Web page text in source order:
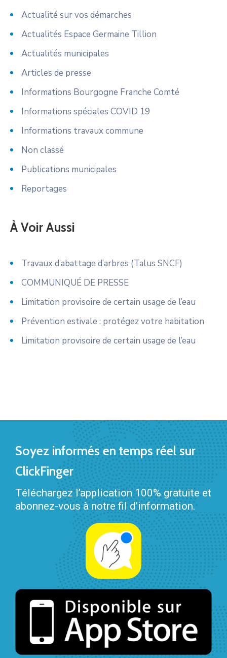
Actualité sur vos démarches
Actualités Espace Germaine Tillion
Actualités municipales
Articles de presse
Informations Bourgogne Franche Comté
Informations spéciales COVID 19
Informations travaux commune
Non classé
Publications municipales
Reportages
À Voir Aussi
Travaux d’abattage d’arbres (Talus SNCF)
COMMUNIQUÉ DE PRESSE
Limitation provisoire de certain usage de l’eau
Prévention estivale : protégez votre habitation
Limitation provisoire de certain usage de l’eau
Soyez informés en temps réel sur
ClickFinger
Téléchargez l’application 100% gratuite et
abonnez-vous à notre fil d’information.